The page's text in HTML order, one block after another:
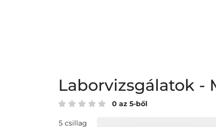
Laborvizsgálatok -
0 az 5-ből
5 csillag